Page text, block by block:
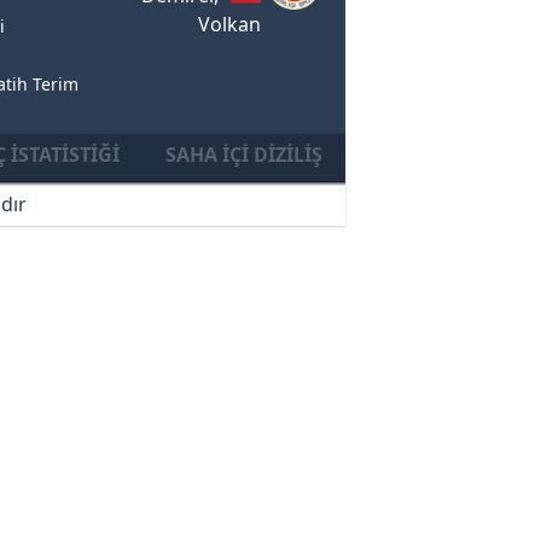
Terim
Volkan
İSTATISTIĞI
SAHA İÇI DIZILIŞ